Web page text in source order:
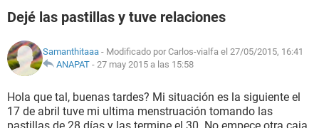
FAMILIA
NUTRICIÓN
BIENESTAR
Dejé las pastillas y tuve relaciones
Samanthitaaa - Modificado por Carlos-vialfa el 27/05/2015, 16:41
ANAPAT - 27 may 2015 a las 15:58
Hola que tal, buenas tardes? Mi situación es la siguiente el
17 de abril tuve mi ultima menstruación tomando las